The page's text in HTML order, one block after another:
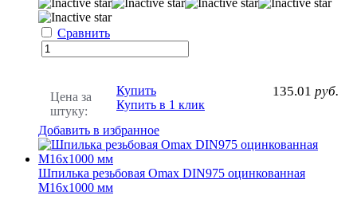
Сравнить
Цена за
штуку:
135.01 руб.
Купить
Купить в 1 клик
Добавить в избранное
Шпилька резьбовая Omax DIN975 оцинкованная
М16х1000 мм